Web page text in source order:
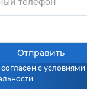
Отправить
с условиями